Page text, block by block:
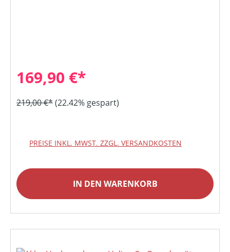
169,90 €*
219,00 €*(22.42% gespart)
PREISE INKL. MWST. ZZGL. VERSANDKOSTEN
IN DEN WARENKORB